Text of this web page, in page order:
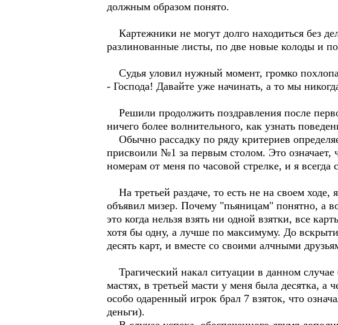
должным образом понято.
Картежники не могут долго находиться без
разлинованные листы, по две новые колоды и
Судья уловил нужный момент, громко
- Господа! Давайте уже начинать, а то мы
Решили продолжить поздравления после
ничего более волнительного, как узнать
Обычно рассадку по ряду критериев
присвоили №1 за первым столом. Это означает,
номерам от меня по часовой стрелке, и я
На третьей раздаче, то есть не на своем
объявил мизер. Почему "пьяницам" понятно, а
это когда нельзя взять ни одной взятки, все
хотя бы одну, а лучше по максимуму. До
десять карт, и вместе со своими алчными
Трагический накал ситуации в данном
мастях, в третьей масти у меня была десятка,
особо одаренный игрок брал 7 взяток, что
деньги).